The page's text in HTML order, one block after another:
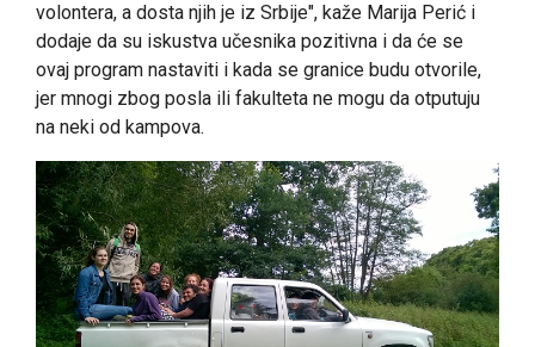
volontera, a dosta njih je iz Srbije", kaže Marija Perić i
dodaje da su iskustva učesnika pozitivna i da će se
ovaj program nastaviti i kada se granice budu otvorile,
jer mnogi zbog posla ili fakulteta ne mogu da otputuju
na neki od kampova.